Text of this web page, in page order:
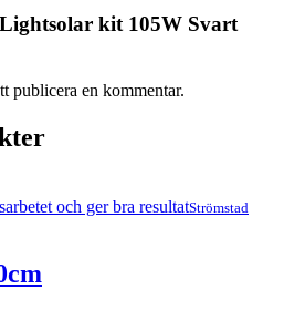
kit 105W Svart
publicera en kommentar.
Strömstad